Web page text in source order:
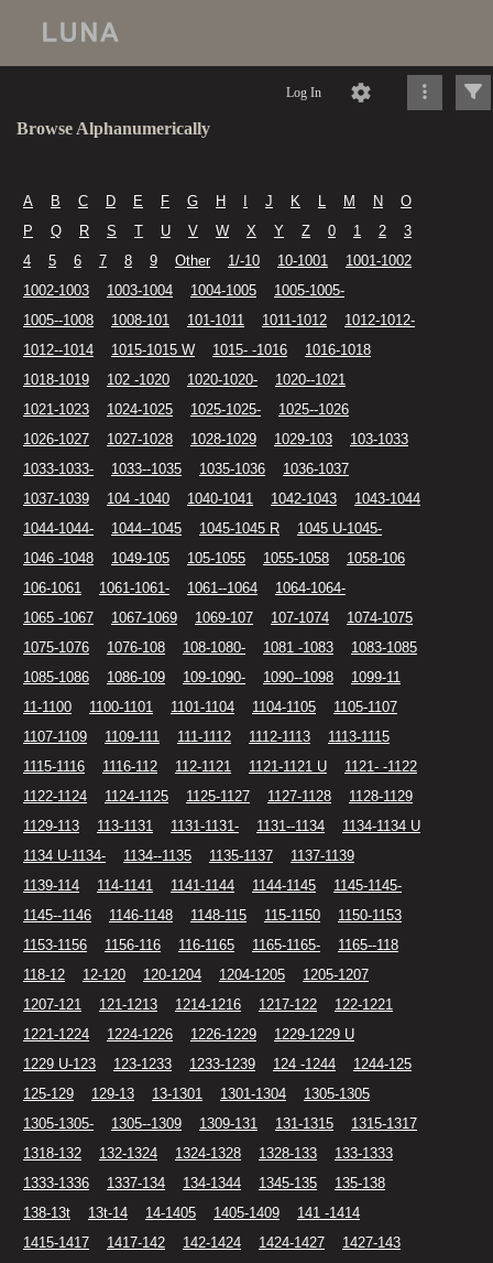
Log In
Browse Alphanumerically
A B C D E F G H J K L M N
O
P
Q R S T U V W X Y Z 0 1 2
3
4
5 6 7 8 9 Other 1/-10 10-1001
1001-1002
1002-1003
1003-1004 1004-1005
1005-1005-
1005--1008
1008-101 101-1011 1011-1012
1012-1012-
1012--1014
1015-1015 W 1015- -1016
1016-1018
1018-1019
102 -1020 1020-1020-
1020--1021
1021-1023
1024-1025 1025-1025-
1025--1026
1026-1027
1027-1028 1028-1029 1029-103
103-1033
1033-1033-
1033--1035 1035-1036
1036-1037
1037-1039
104 -1040 1040-1041 1042-1043
1043-1044
1044-1044-
1044--1045 1045-1045 R
1045 U-1045-
1046 -1048
1049-105 105-1055 1055-1058
1058-106
106-1061
1061-1061- 1061--1064
1064-1064-
1065 -1067
1067-1069 1069-107 107-1074
1074-1075
1075-1076
1076-108 108-1080- 1081 -1083
1083-1085
1085-1086
1086-109 109-1090- 1090--1098
1099-11
11-1100
1100-1101 1101-1104 1104-1105
1105-1107
1107-1109
1109-111 111-1112 1112-1113
1113-1115
1115-1116
1116-112 112-1121 1121-1121 U
1121- -1122
1122-1124
1124-1125 1125-1127 1127-1128
1128-1129
1129-113
113-1131 1131-1131- 1131--1134
1134-1134 U
1134 U-1134-
1134--1135 1135-1137
1137-1139
1139-114
114-1141 1141-1144 1144-1145
1145-1145-
1145--1146
1146-1148 1148-115 115-1150
1150-1153
1153-1156
1156-116 116-1165 1165-1165-
1165--118
118-12
12-120 120-1204 1204-1205
1205-1207
1207-121
121-1213 1214-1216 1217-122
122-1221
1221-1224
1224-1226 1226-1229
1229-1229 U
1229 U-123
123-1233 1233-1239 124 -1244
1244-125
125-129
129-13 13-1301 1301-1304
1305-1305
1305-1305-
1305--1309 1309-131 131-1315
1315-1317
1318-132
132-1324 1324-1328 1328-133
133-1333
1333-1336
1337-134 134-1344 1345-135
135-138
138-13t
13t-14 14-1405 1405-1409
141 -1414
1415-1417
1417-142 142-1424 1424-1427
1427-143